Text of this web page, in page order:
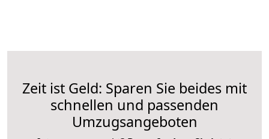
Zeit ist Geld: Sparen Sie beides mit
schnellen und passenden
Umzugsangeboten